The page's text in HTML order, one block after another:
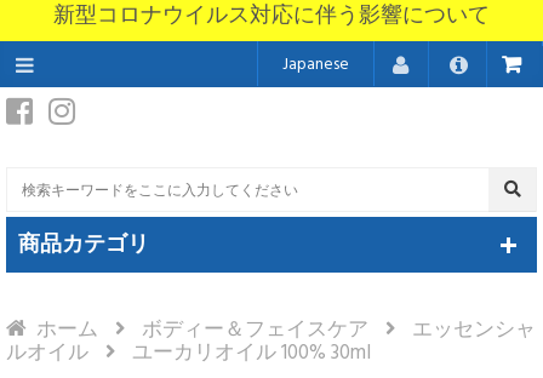
新型コロナウイルス対応に伴う影響について
Japanese
商品カテゴリ
ホーム ボディー＆フェイスケア エッセンシャ
ルオイル ユーカリオイル 100% 30ml